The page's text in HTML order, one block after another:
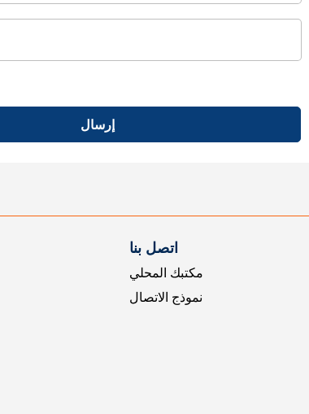
إرسال
اتصل بنا
مكتبك المحلي
نموذج الاتصال